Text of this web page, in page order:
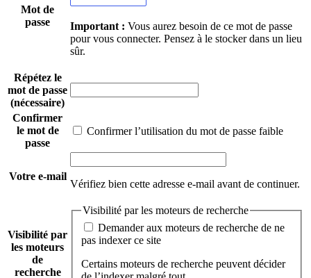
Mot de
passe
Important : Vous aurez besoin de ce mot de passe
pour vous connecter. Pensez à le stocker dans un lieu
sûr.
Répétez le
mot de passe
(nécessaire)
Confirmer
le mot de
passe
Confirmer l’utilisation du mot de passe faible
Votre e-mail
Vérifiez bien cette adresse e-mail avant de continuer.
Visibilité par
les moteurs
de
recherche
Visibilité par les moteurs de recherche
pas indexer ce site
Certains moteurs de recherche peuvent décider